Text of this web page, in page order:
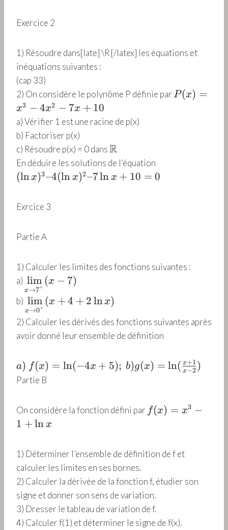
n
c
o
d
e
~
u
_
é
d
ir
~
q
e
~
~
e
~
(
U
_
n
1
^
5
1
,
1
Exercice 2
1) Résoudre dans[late] \R [/latex] les équations et
inéquations suivantes :
(cap 33)
2) On considère le polynôme P définie par P
7
P(x) =
x3 − 4x2 − 7x + 10
a) Vérifier 1 est une racine de p(x)
b) Factoriser p(x)
c) Résoudre p(x) = 0 dans\
R
R
En déduire les solutions de l’équation
\
4
n
x
2
\
l
+
0
(lnx)3–4(ln x)2–7ln x + 10 = 0
Exrcice 3
Partie A
1) Calculer les limites des fonctions suivantes :
a) \l
i
m
\l
i
m
s
_
s
u
st
a
c
k
{
x
\
x→7+
lim (x − 7)
b) \l
i
m
\l
m
it
s
{
\
b
st
a
c
k
{
x→0+
lim (x + 4 + 2 lnx)
2) Calculer les dérivés des fonctions suivantes après
avoir donné leur ensemble de définition
a
)
x
)
\
n
(-
4
x
+
a) f (x) = ln(−4x + 5); b)g(x) = ln( x−2
x+1 )
Partie B
On considère la fonction défini par f(
x
3
-
1
+
f (x) = x3 −
1 + ln x
1) Déterminer l’ensemble de définition de f et
calculer les limites en ses bornes.
2) Calculer la dérivée de la fonction f, étudier son
signe et donner son sens de variation.
3) Dresser le tableau de variation de f.
4) Calculer f(1) et déterminer le signe de f(x).